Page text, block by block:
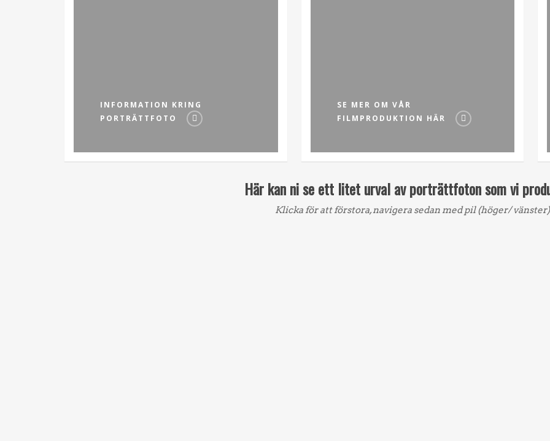
INFORMATION KRING
PORTRÄTTFOTO
SE MER OM VÅR
FILMPRODUKTION HÄR
Här kan ni se ett litet urval av porträttfoton som vi
Klicka för att förstora, navigera sedan med pil (höger/ vänster)